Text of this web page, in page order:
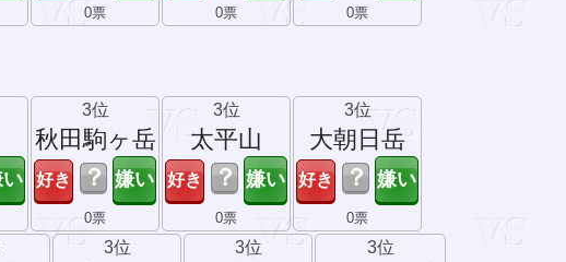
0票 0票 0票
3位
秋田駒ヶ岳
？
0票
3位
太平山
？
0票
3位
大朝日岳
？
0票
3位 3位 3位